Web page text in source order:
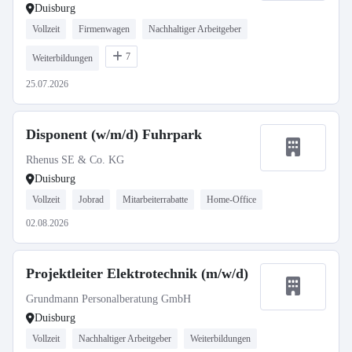
Duisburg
Vollzeit Firmenwagen Nachhaltiger Arbeitgeber
Weiterbildungen 7
25.07.2026
Disponent (w/m/d) Fuhrpark
Rhenus SE & Co. KG
Duisburg
Vollzeit Jobrad Mitarbeiterrabatte Home-Office
02.08.2026
Projektleiter Elektrotechnik (m/w/d)
Grundmann Personalberatung GmbH
Duisburg
Vollzeit Nachhaltiger Arbeitgeber Weiterbildungen